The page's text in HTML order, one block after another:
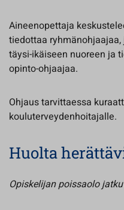
Aineenopettaja
tiedottaa
täysi-ikäiseen nuoreen ja
opinto-ohjaajaa.
Ohjaus tarvittaessa
kouluterveydenhoitajalle.
Huolta
Opiskelijan poissaolo